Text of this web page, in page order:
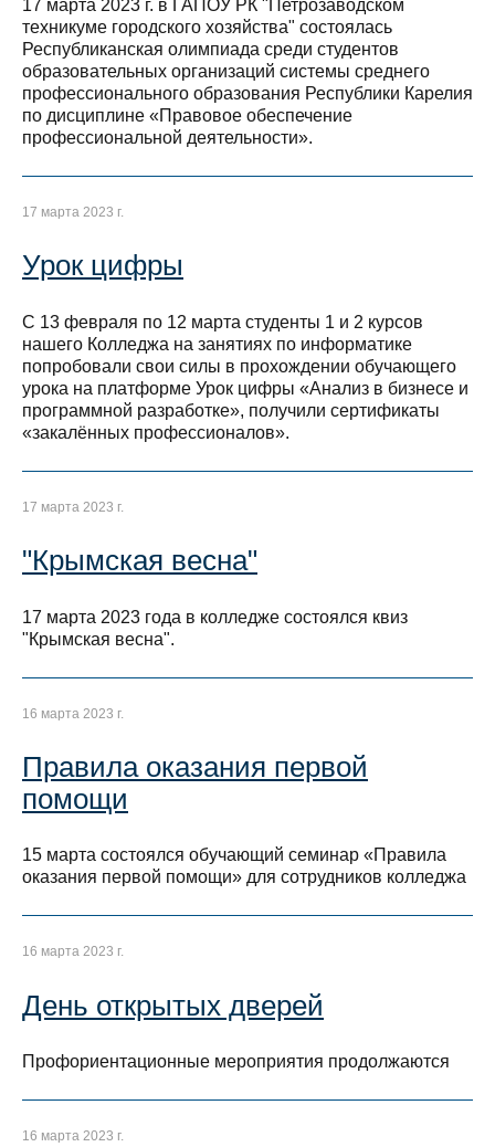
17 марта 2023 г. в ГАПОУ РК "Петрозаводском
техникуме городского хозяйства" состоялась
Республиканская олимпиада среди студентов
образовательных организаций системы среднего
профессионального образования Республики Карелия
по дисциплине «Правовое обеспечение
профессиональной деятельности».
17 марта 2023 г.
Урок цифры
С 13 февраля по 12 марта студенты 1 и 2 курсов
нашего Колледжа на занятиях по информатике
попробовали свои силы в прохождении обучающего
урока на платформе Урок цифры «Анализ в бизнесе и
программной разработке», получили сертификаты
«закалённых профессионалов».
17 марта 2023 г.
"Крымская весна"
17 марта 2023 года в колледже состоялся квиз
"Крымская весна".
16 марта 2023 г.
Правила оказания первой
помощи
15 марта состоялся обучающий семинар «Правила
оказания первой помощи» для сотрудников колледжа
16 марта 2023 г.
День открытых дверей
Профориентационные мероприятия продолжаются
16 марта 2023 г.